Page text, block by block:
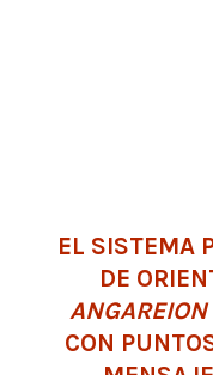
EL SISTEMA
DE
ANGAREION
CON